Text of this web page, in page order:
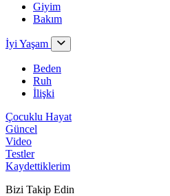
Giyim
Bakım
İyi Yaşam
Beden
Ruh
İlişki
Çocuklu Hayat
Güncel
Video
Testler
Kaydettiklerim
Bizi Takip Edin